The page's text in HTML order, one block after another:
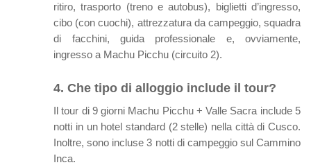
ritiro, trasporto (treno e autobus), biglietti d’ingresso,
cibo (con cuochi), attrezzatura da campeggio, squadra
di facchini, guida professionale e, ovviamente,
ingresso a Machu Picchu (circuito 2).
4. Che tipo di alloggio include il tour?
Il tour di 9 giorni Machu Picchu + Valle Sacra include 5
notti in un hotel standard (2 stelle) nella città di Cusco.
Inoltre, sono incluse 3 notti di campeggio sul Cammino
Inca.